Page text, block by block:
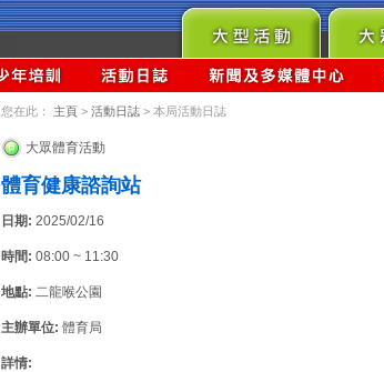
您在此： 主頁 > 活動日誌 > 本局活動日誌
大眾體育活動
體育健康諮詢站
日期: 2025/02/16
時間: 08:00 ~ 11:30
地點: 二龍喉公園
主辦單位: 體育局
詳情: